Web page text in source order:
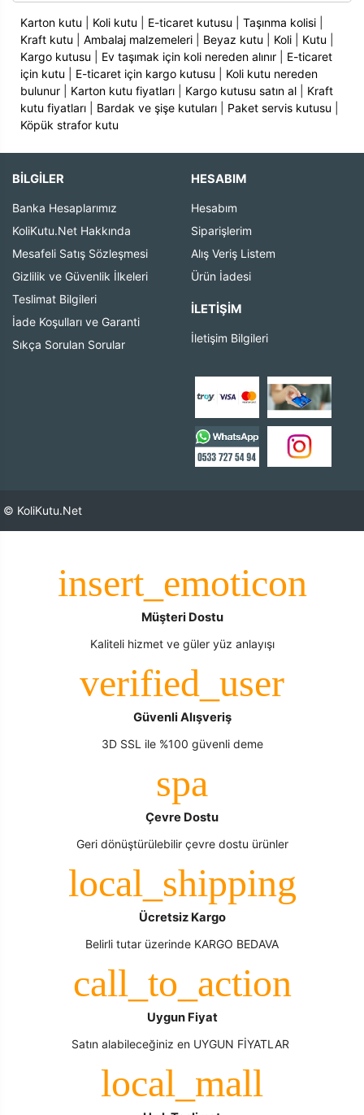
Karton kutu Koli kutu E-ticaret kutusu Taşınma kolisi|
Kraft kutu
Ambalaj malzemeleri| Beyaz kutu Koli| Kutu
Kargo kutusu
Ev taşımak için koli nereden alınır| E-ticaret
için kutu
E-ticaret için kargo kutusu
Koli kutu nereden
bulunur| Karton kutu fiyatları| Kargo kutusu satın al| Kraft
kutu fiyatları| Bardak ve şişe kutuları| Paket servis kutusu
Köpük strafor kutu
BİLGİLER
Banka Hesaplarımız
KoliKutu.Net Hakkında
Mesafeli Satış Sözleşmesi
Gizlilik ve Güvenlik İlkeleri
Teslimat Bilgileri
İade Koşulları ve Garanti
Sıkça Sorulan Sorular
HESABIM
Hesabım
Siparişlerim
Alış Veriş Listem
Ürün İadesi
İLETIŞIM
İletişim Bilgileri
© KoliKutu.Net
Müşteri Dostu
Kaliteli hizmet ve güler yüz anlayışı
Güvenli Alışveriş
3D SSL ile %100 güvenli deme
Çevre Dostu
Geri dönüştürülebilir çevre dostu ürünler
Ücretsiz Kargo
Belirli tutar üzerinde KARGO BEDAVA
Uygun Fiyat
Satın alabileceğiniz en UYGUN FİYATLAR